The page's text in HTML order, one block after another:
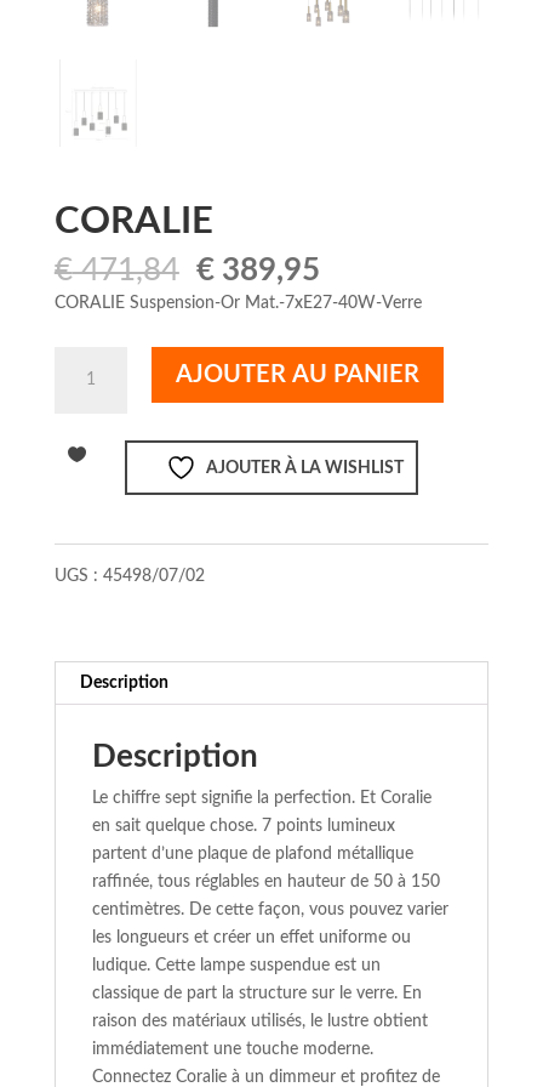
CORALIE
€471,84 Le
prix
était :
€ 471,84.
€389,95Le
prix
est :
€ 389,95.
CORALIE Suspension-Or Mat.-7xE27-40W-Verre
AJOUTER AU PANIER
AJOUTER À LA WISHLIST
UGS : 45498/07/02
Description
Description
Le chiffre sept signifie la perfection. Et Coralie
en sait quelque chose. 7 points lumineux
partent d’une plaque de plafond métallique
raffinée, tous réglables en hauteur de 50 à 150
centimètres. De cette façon, vous pouvez varier
les longueurs et créer un effet uniforme ou
ludique. Cette lampe suspendue est un
classique de part la structure sur le verre. En
raison des matériaux utilisés, le lustre obtient
immédiatement une touche moderne.
Connectez Coralie à un dimmeur et profitez de